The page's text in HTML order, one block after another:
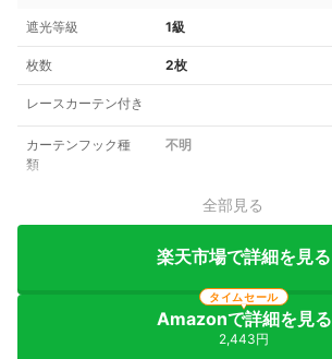
遮光等級 1級
枚数 2枚
レースカーテン付き
カーテンフック種
類
不明
全部見る
楽天市場で詳細を見る
Amazonで詳細を見る
2,443円
タイムセール